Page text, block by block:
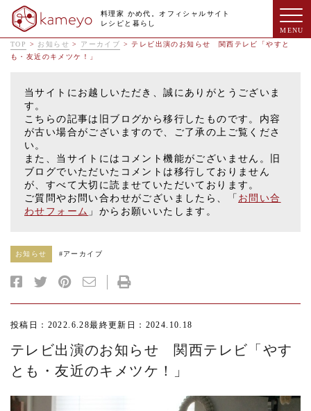
料理家 かめ代。オフィシャルサイト
レシピと暮らし
TOP > お知らせ > アーカイブ >テレビ出演のお知らせ 関西テレビ「やすと
も・友近のキメツケ！」
当サイトにお越しいただき、誠にありがとうございま
す。
こちらの記事は旧ブログから移行したものです。内容
が古い場合がございますので、ご了承の上ご覧くださ
い。
また、当サイトにはコメント機能がございません。旧
ブログでいただいたコメントは移行しておりません
が、すべて大切に読ませていただいております。
ご質問やお問い合わせがございましたら、「 お問い合
わせフォーム 」からお願いいたします。
お知らせ #アーカイブ
投稿日：2022.6.28最終更新日：2024.10.18
テレビ出演のお知らせ 関西テレビ「やす
とも・友近のキメツケ！」